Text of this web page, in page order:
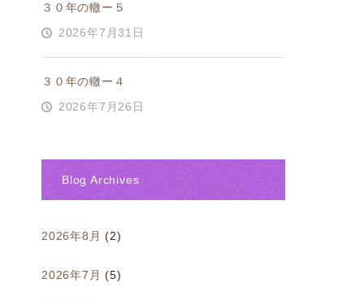
３０年の轍ー５
2026年7月31日
３０年の轍ー４
2026年7月26日
Blog Archives
2026年8月 (2)
2026年7月 (5)